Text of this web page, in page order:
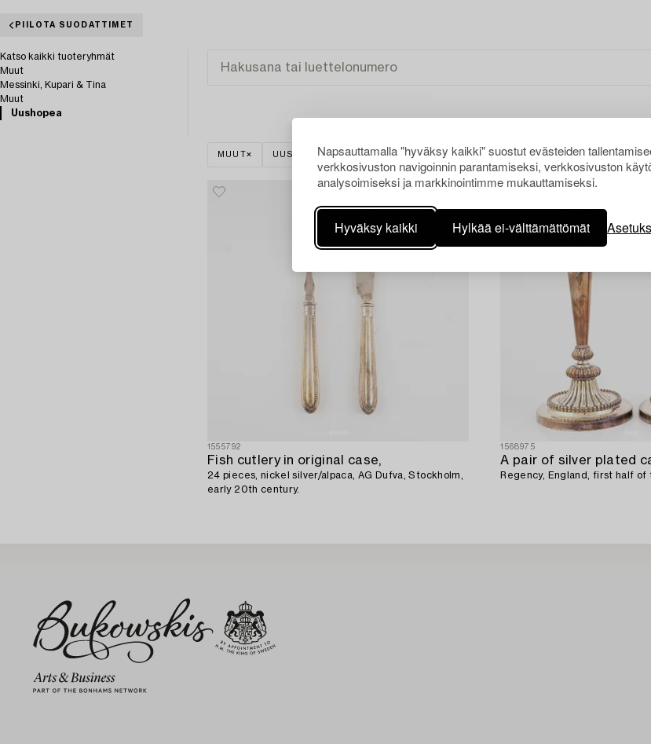
Napsauttamalla "hyväksy kaikki" suostut evästeiden
verkkosivuston navigoinnin parantamiseksi, verkkosivuston
analysoimiseksi ja markkinointimme mukauttamiseksi.
Hyväksy kaikki Hylkää ei-välttämättömät
PIILOTA SUODATTIMET
Katso kaikki tuoteryhmät
Muut
Messinki, Kupari & Tina
Muut
Uushopea
MUUT UUSHOPEA TYHJENNÄ KAIKKI
1555792
Fish cutlery in original case,
24 pieces, nickel silver/alpaca, AG Dufva, Stockholm,
early 20th century.
1568975
A pair of silver plated
Regency, England, first half of